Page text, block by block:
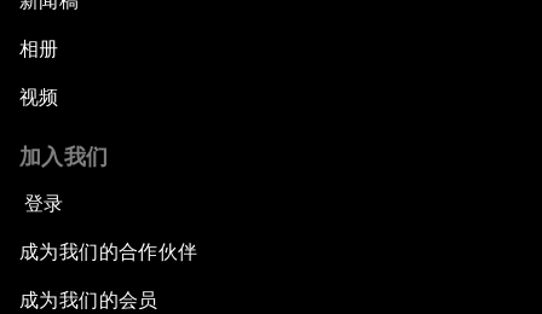
相册
视频
加入我们
登录
成为我们的合作伙伴
成为我们的会员